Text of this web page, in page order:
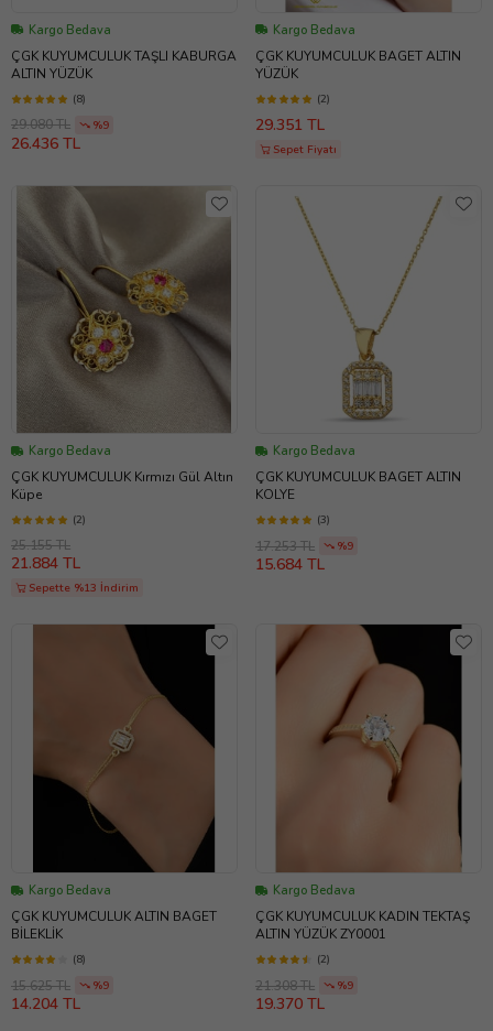
Kargo Bedava
ÇGK KUYUMCULUK TAŞLI KABURGA
ALTIN YÜZÜK
(8)
29.080 TL %9
26.436 TL
Kargo Bedava
ÇGK KUYUMCULUK BAGET ALTIN
YÜZÜK
(2)
29.351 TL
Sepet Fiyatı
Kargo Bedava
ÇGK KUYUMCULUK Kırmızı Gül Altın
Küpe
(2)
25.155 TL
21.884 TL
Sepette %13 İndirim
Kargo Bedava
ÇGK KUYUMCULUK BAGET ALTIN
KOLYE
(3)
17.253 TL %9
15.684 TL
Kargo Bedava
ÇGK KUYUMCULUK ALTIN BAGET
BİLEKLİK
(8)
15.625 TL %9
14.204 TL
Kargo Bedava
ÇGK KUYUMCULUK KADIN TEKTAŞ
ALTIN YÜZÜK ZY0001
(2)
21.308 TL %9
19.370 TL